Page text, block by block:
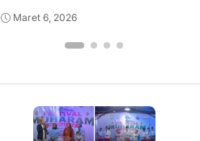
Perekonomian
Maret 6, 2026